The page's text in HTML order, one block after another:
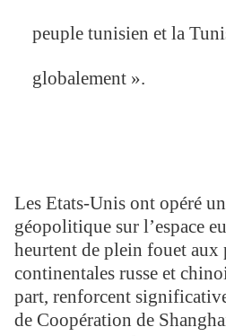
peuple tunisien et la
globalement ».
Les Etats-Unis ont opéré
géopolitique sur l’espace
heurtent de plein fouet aux
continentales russe et
part, renforcent
de Coopération de